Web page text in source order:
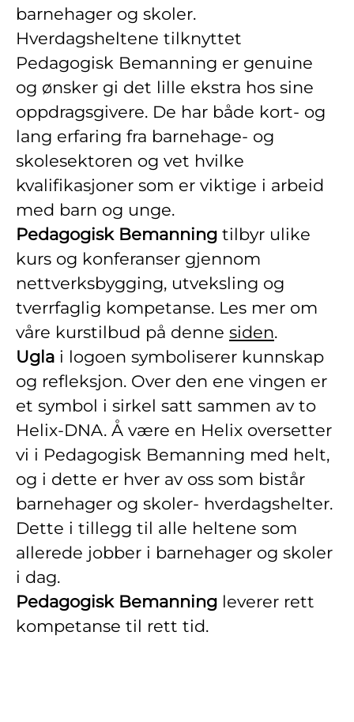
barnehager og skoler.
Hverdagsheltene tilknyttet
Pedagogisk Bemanning er genuine
og ønsker gi det lille ekstra hos sine
oppdragsgivere. De har både kort- og
lang erfaring fra barnehage- og
skolesektoren og vet hvilke
kvalifikasjoner som er viktige i arbeid
med barn og unge.
Pedagogisk Bemanning tilbyr ulike
kurs og konferanser gjennom
nettverksbygging, utveksling og
tverrfaglig kompetanse. Les mer om
våre kurstilbud på denne siden.
Ugla i logoen symboliserer kunnskap
og refleksjon. Over den ene vingen er
et symbol i sirkel satt sammen av to
Helix-DNA. Å være en Helix oversetter
vi i Pedagogisk Bemanning med helt,
og i dette er hver av oss som bistår
barnehager og skoler- hverdagshelter.
Dette i tillegg til alle heltene som
allerede jobber i barnehager og skoler
i dag.
Pedagogisk Bemanning leverer rett
kompetanse til rett tid.